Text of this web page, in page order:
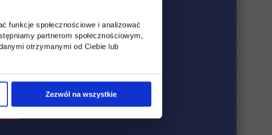
funkcje społecznościowe i analizować
partnerom społecznościowym,
otrzymanymi od Ciebie lub
Zezwól na wszystkie